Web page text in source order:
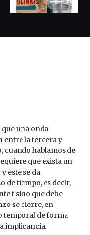
una onda
entre la tercera y
cuando hablamos de
que exista un
este se da
de tiempo, es decir,
t sino que debe
se cierre, en
temporal de forma
implicancia.